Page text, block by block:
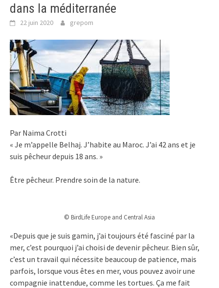
dans la méditerranée
22 juin 2020 grepom
Par Naima Crotti
« Je m’appelle Belhaj. J’habite au Maroc. J’ai 42 ans et je
suis pêcheur depuis 18 ans. »
Être pêcheur. Prendre soin de la nature.
© BirdLife Europe and Central Asia
«Depuis que je suis gamin, j’ai toujours été fasciné par la
mer, c’est pourquoi j’ai choisi de devenir pêcheur. Bien sûr,
c’est un travail qui nécessite beaucoup de patience, mais
parfois, lorsque vous êtes en mer, vous pouvez avoir une
compagnie inattendue, comme les tortues. Ça me fait